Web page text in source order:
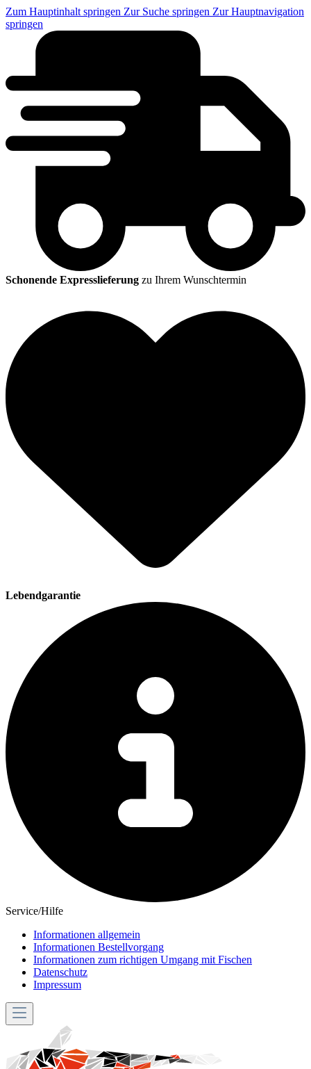
Zum Hauptinhalt springen Zur Suche springen Zur Hauptnavigation
springen
Schonende Expresslieferung zu Ihrem Wunschtermin
Lebendgarantie
Service/Hilfe
Informationen allgemein
Informationen Bestellvorgang
Informationen zum richtigen Umgang mit Fischen
Datenschutz
Impressum